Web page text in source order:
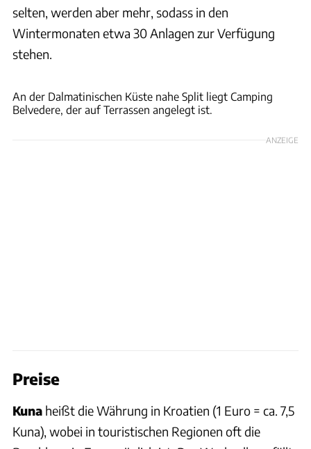
selten, werden aber mehr, sodass in den
Wintermonaten etwa 30 Anlagen zur Verfügung
stehen.
An der Dalmatinischen Küste nahe Split liegt Camping
Belvedere, der auf Terrassen angelegt ist.
ANZEIGE
Preise
Kuna heißt die Währung in Kroatien (1 Euro = ca. 7,5
Kuna), wobei in touristischen Regionen oft die